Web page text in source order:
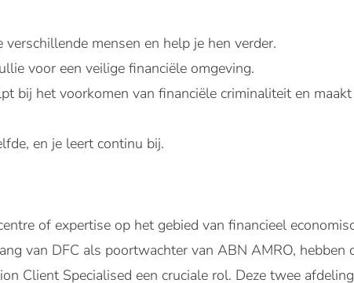
mensen en help je hen verder.
voor een veilige financiële omgeving.
bij het voorkomen van financiële criminaliteit en
en je leert continu bij.
of expertise op het gebied van financieel
van DFC als poortwachter van ABN AMRO, hebben
Client Specialised een cruciale rol. Deze twee